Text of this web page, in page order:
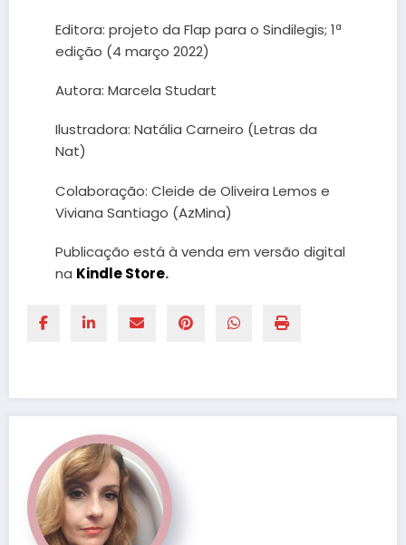
Editora: ‎projeto da Flap para o Sindilegis; 1ª
edição (4 março 2022)
Autora: Marcela Studart
Ilustradora: Natália Carneiro (Letras da
Nat)
Colaboração: Cleide de Oliveira Lemos e
Viviana Santiago (AzMina)
Publicação está à venda em versão digital
na Kindle Store.